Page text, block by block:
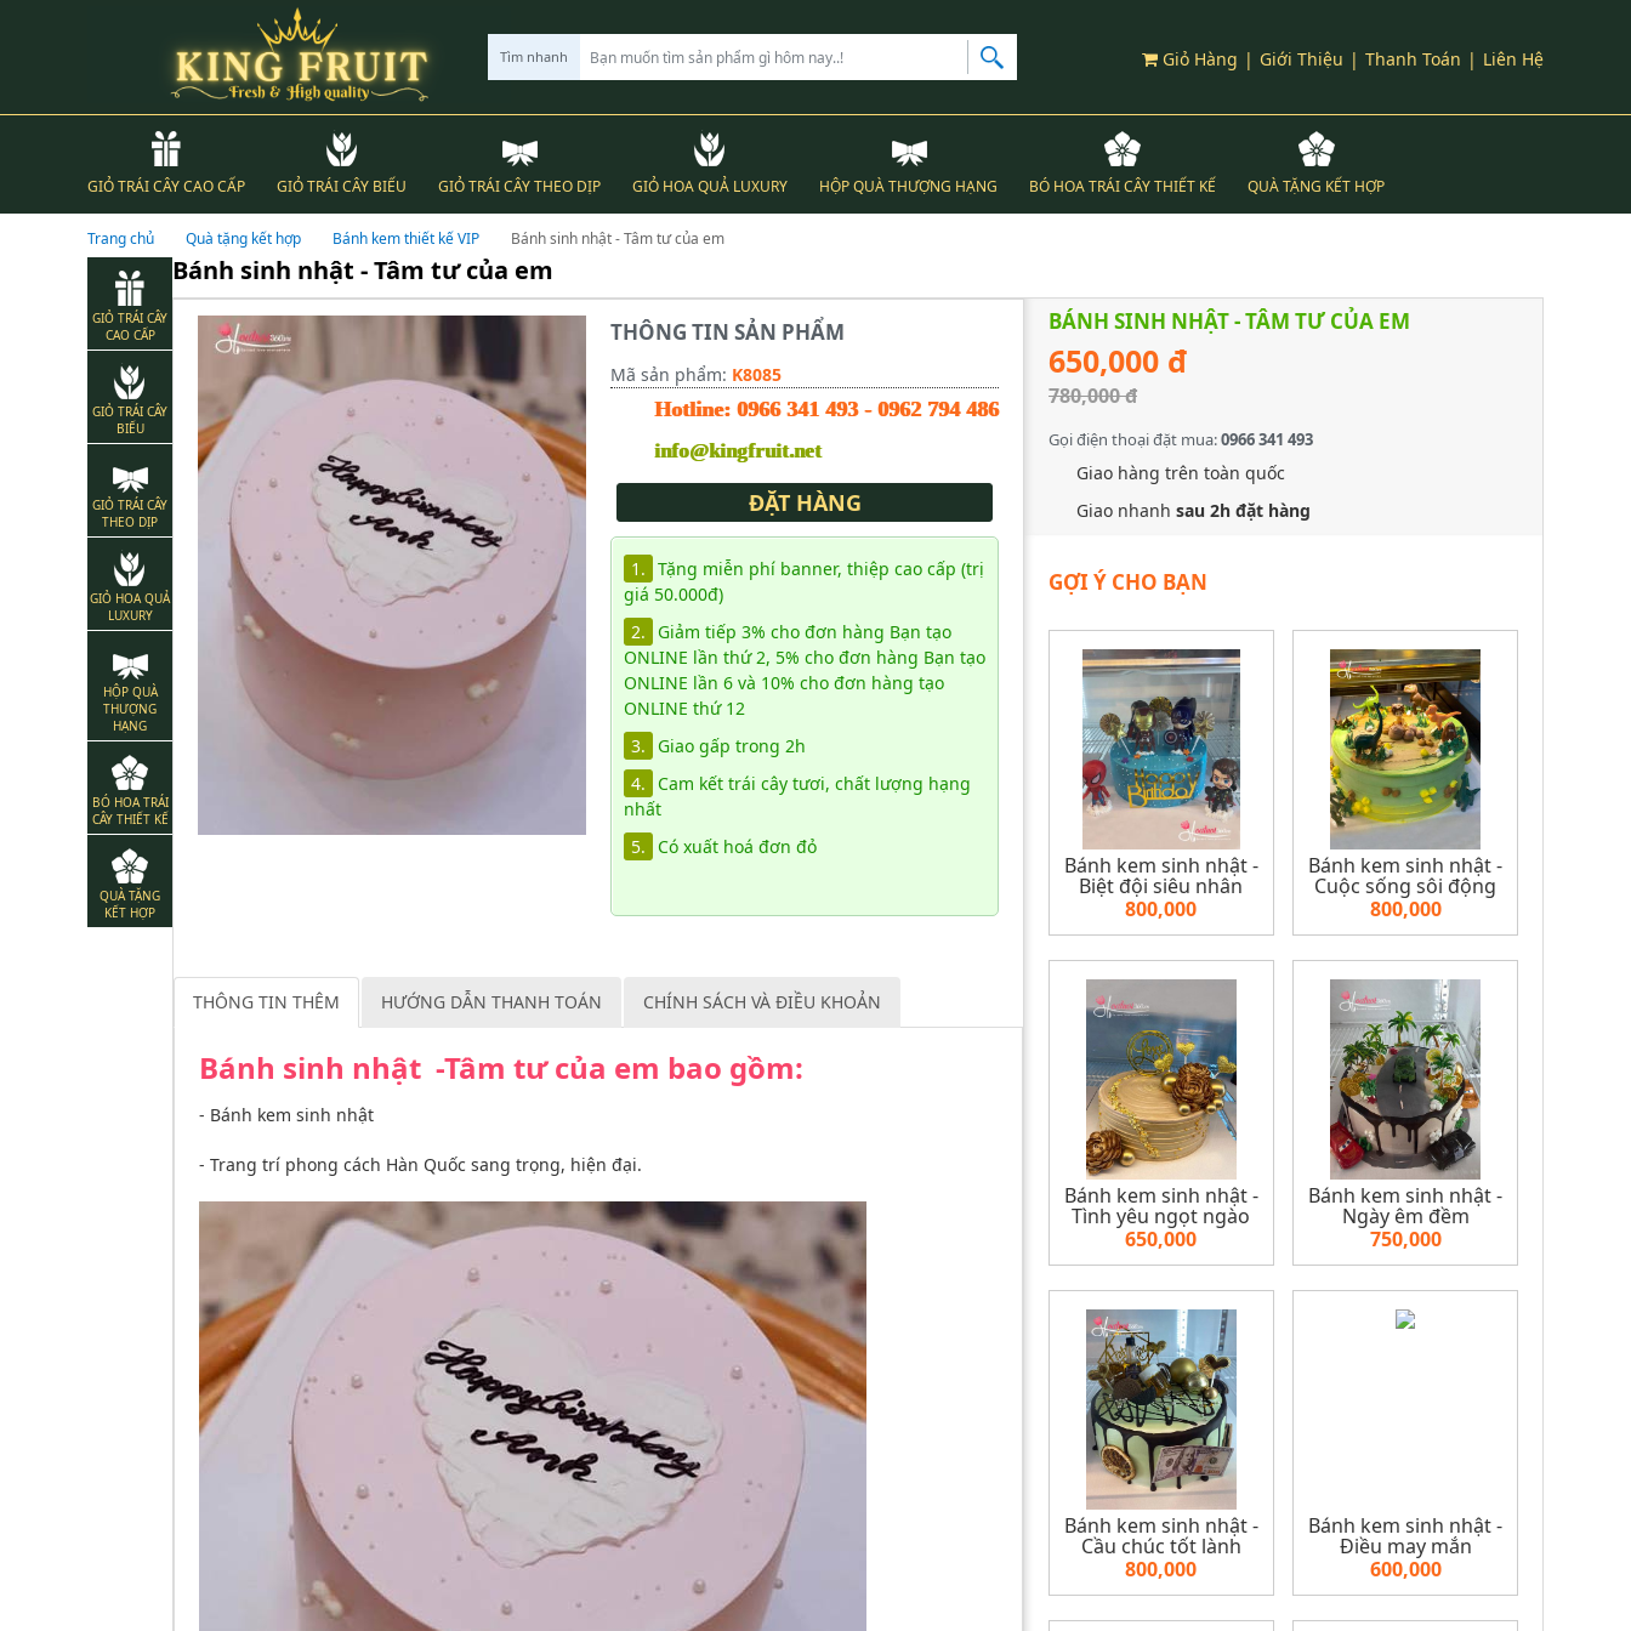
Giỏ Hàng | Giới Thiệu | Thanh Toán | Liên Hệ
Tìm nhanh
GIỎ TRÁI CÂY CAO CẤP GIỎ TRÁI CÂY BIẾU GIỎ TRÁI CÂY THEO DỊP GIỎ HOA QUẢ LUXURY HỘP QUÀ THƯỢNG HẠNG BÓ HOA TRÁI CÂY THIẾT KẾ QUÀ TẶNG KẾT HỢP
Trang chủ Quà tặng kết hợp Bánh kem thiết kế VIP Bánh sinh nhật - Tâm tư của em
GIỎ TRÁI CÂY
CAO CẤP
GIỎ TRÁI CÂY
BIẾU
GIỎ TRÁI CÂY
THEO DỊP
GIỎ HOA QUẢ
LUXURY
HỘP QUÀ
THƯỢNG
HẠNG
BÓ HOA TRÁI
CÂY THIẾT KẾ
QUÀ TẶNG
KẾT HỢP
Bánh sinh nhật - Tâm tư của em
THÔNG TIN SẢN PHẨM
Mã sản phẩm: K8085
Hotline: 0966 341 493 - 0962 794 486
info@kingfruit.net
ĐẶT HÀNG
1. Tặng miễn phí banner, thiệp cao cấp (trị
giá 50.000đ)
2.
Giảm tiếp 3% cho đơn hàng Bạn tạo
ONLINE lần thứ 2, 5% cho đơn hàng Bạn tạo
ONLINE lần 6 và 10% cho đơn hàng tạo
ONLINE thứ 12
3.
Giao gấp trong 2h
4.
Cam kết trái cây tươi, chất lượng hạng
nhất
5.
Có xuất hoá đơn đỏ
THÔNG TIN THÊM HƯỚNG DẪN THANH TOÁN CHÍNH SÁCH VÀ ĐIỀU KHOẢN
Bánh sinh nhật -Tâm tư của em bao gồm:
- Bánh kem sinh nhật
- Trang trí phong cách Hàn Quốc sang trọng, hiện đại.
BÁNH SINH NHẬT - TÂM TƯ CỦA EM
650,000 đ
780,000 đ
Gọi điện thoại đặt mua:0966 341 493
Giao hàng trên toàn quốc
Giao nhanh sau 2h đặt hàng
GỢI Ý CHO BẠN
Bánh kem sinh nhật -
Biệt đội siêu nhân
800,000
Bánh kem sinh nhật -
Cuộc sống sôi động
800,000
Bánh kem sinh nhật -
Tình yêu ngọt ngào
650,000
Bánh kem sinh nhật -
Ngày êm đềm
750,000
Bánh kem sinh nhật -
Cầu chúc tốt lành
800,000
Bánh kem sinh nhật -
Điều may mắn
600,000